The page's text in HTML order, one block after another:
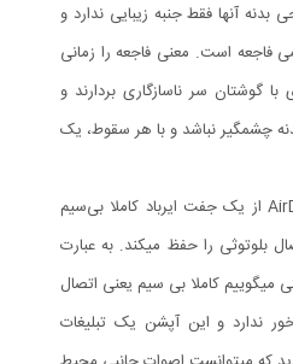
بدنه آنها فقط جنبه زیبایی ندارد و
فاجعه است. معنی فاجعه را زمانی
گوشتان سر ناسازگاری بردارند و
چشمگیر نباشد و با هر سقوط، یک
هندزفری بلوتوثی ردمی AirDots از یک جفت ایرباد کاملا بی‌سیم
تا 10 متر اتصال بلوتوثی را حفظ میکند. به عبارت
میگوییم کاملا بی سیم یعنی اتصال
ندارد و این آپشن یک تبلیغات